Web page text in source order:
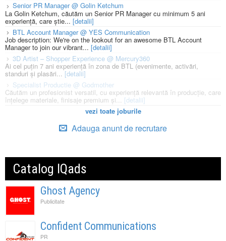
Senior PR Manager @ Golin Ketchum
La Golin Ketchum, căutăm un Senior PR Manager cu minimum 5 ani
experiență, care știe... [detalii]
BTL Account Manager @ YES Communication
Job description: We're on the lookout for an awesome BTL Account
Manager to join our vibrant... [detalii]
3D Artist – Shopper Experience @ Mercury360
Ai cel puțin 7 ani experiență în zona de BTL (evenimente, activări,
standuri și plasări...[detalii]
Specialist Productie @ Godmother
Căutăm un profesionist versatil, cu experiență relevantă în producție, care
înțelege materiale, finisaje premium și... [detalii]
vezi toate joburile
Adauga anunt de recrutare
Catalog IQads
Ghost Agency
Publicitate
Confident Communications
PR